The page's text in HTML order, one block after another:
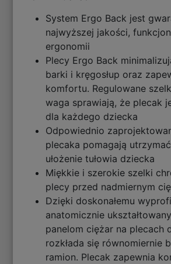
System Ergo Back jest
najwyższej jakości,
ergonomii
Plecy Ergo Back
barki i kręgosłup oraz
komfortu. Regulowane
waga sprawiają, że plecak
dla każdego dziecka
Odpowiednio
plecaka pomagają
ułożenie tułowia dziecka
Miękkie i szerokie szelki
plecy przed nadmiernym
Dzięki doskonałemu
anatomicznie
panelom ciężar na plecach
rozkłada się równomiernie
ramion. Plecak zapewnia